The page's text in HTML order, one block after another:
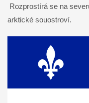
Rozprostírá se na
arktické souostroví.